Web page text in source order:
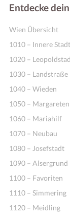
Entdecke
Wien Übersicht
1010 – Innere Stadt
1020 –
1030 – Landstraße
1040 – Wieden
1050 – Margareten
1060 – Mariahilf
1070 – Neubau
1080 – Josefstadt
1090 – Alsergrund
1100 – Favoriten
1110 – Simmering
1120 – Meidling